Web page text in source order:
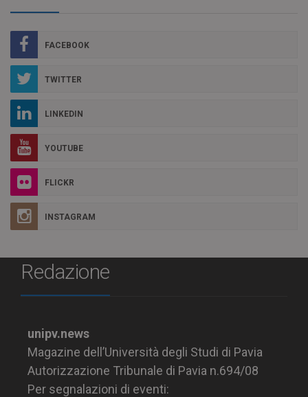
FACEBOOK
TWITTER
LINKEDIN
YOUTUBE
FLICKR
INSTAGRAM
Redazione
unipv.news
Magazine dell’Università degli Studi di Pavia
Autorizzazione Tribunale di Pavia n.694/08
Per segnalazioni di eventi: